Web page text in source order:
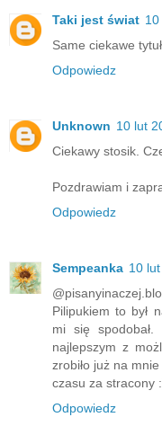
Taki jest świat
Same ciekawe
Odpowiedz
Unknown 10 lut
Ciekawy stosik.
Pozdrawiam i
Odpowiedz
Sempeanka 10
Pilipukiem to był
mi się spodobał.
najlepszym z
zrobiło już na
czasu za stracony
Odpowiedz